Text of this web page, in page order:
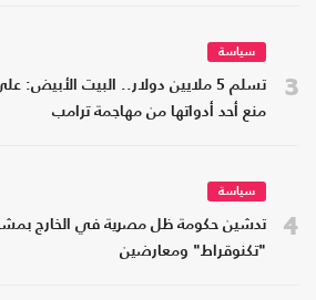
3
سياسة
تسلم 5 ملايين دولار.. البيت الأبيض:
منع أحد أدواتها من مهاجمة ترامب
4
سياسة
تدشين حكومة ظل مصرية في الخارج
"تكنوقراط" ومعارضين